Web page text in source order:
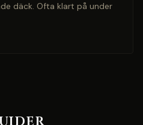
däck. Ofta klart på under